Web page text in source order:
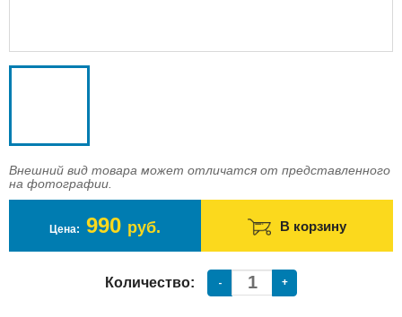
Внешний вид товара может отличатся от представленного
на фотографии.
Цена: 990 руб. В корзину
Количество: - +